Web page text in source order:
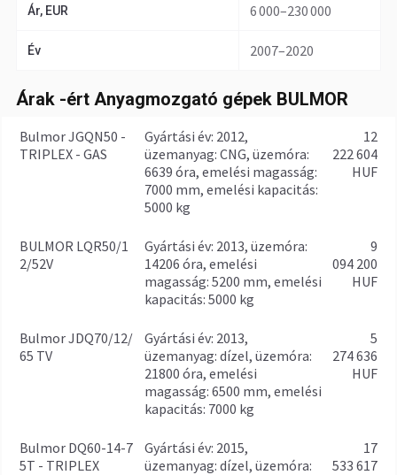
Ár, EUR 6 000–230 000
Év 2007–2020
Árak -ért Anyagmozgató gépek BULMOR
Bulmor JGQN50 -
TRIPLEX - GAS
gyártási év: 2012,
üzemanyag: CNG, üzemóra:
6639 óra, emelési magasság:
7000 mm, emelési kapacitás:
5000 kg
12
222 604
HUF
BULMOR LQR50/1
2/52V
gyártási év: 2013, üzemóra:
14206 óra, emelési
magasság: 5200 mm, emelési
kapacitás: 5000 kg
9
094 200
HUF
Bulmor JDQ70/12/
65 TV
gyártási év: 2013,
üzemanyag: dízel, üzemóra:
21800 óra, emelési
magasság: 6500 mm, emelési
kapacitás: 7000 kg
5
274 636
HUF
Bulmor DQ60-14-7
5T - TRIPLEX
gyártási év: 2015,
üzemanyag: dízel, üzemóra:
17
533 617